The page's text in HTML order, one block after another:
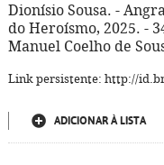
Dionísio Sousa. -
do Heroísmo, 2025. -
Manuel Coelho de
Link persistente: http://
ADICIONAR À LISTA